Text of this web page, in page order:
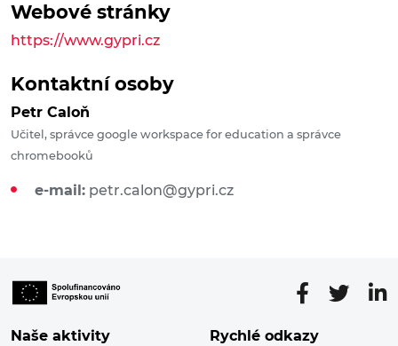
Webové stránky
https://www.gypri.cz
Kontaktní osoby
Petr Caloň
Učitel, správce google workspace for education a správce
chromebooků
e-mail: petr.calon@gypri.cz
Naše aktivity Rychlé odkazy